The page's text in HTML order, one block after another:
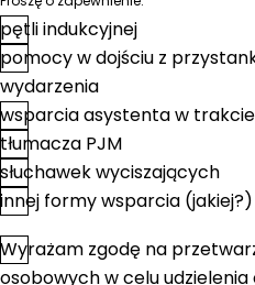
pętli indukcyjnej
pomocy w dojściu z
wydarzenia
wsparcia asystenta w
tłumacza PJM
słuchawek wyciszających
innej formy wsparcia (jakiej?)
Zgoda*
Wyrażam zgodę na
osobowych w celu udzielenia